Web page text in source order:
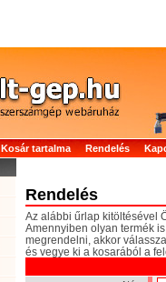
Kosár tartalma Rendelés
Rendelés
Az alábbi űrlap kitöltésével
Amennyiben olyan termék
megrendelni, akkor
és vegye ki a kosarából a